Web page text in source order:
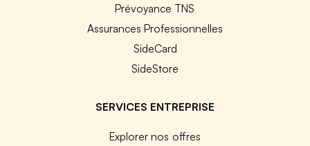
Prévoyance TNS
Assurances Professionnelles
SideCard
SideStore
SERVICES ENTREPRISE
Explorer nos offres